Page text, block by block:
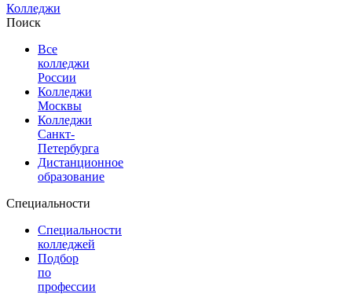
Колледжи
Поиск
Все
колледжи
России
Колледжи
Москвы
Колледжи
Санкт-
Петербурга
Дистанционное
образование
Специальности
Специальности
колледжей
Подбор
по
профессии